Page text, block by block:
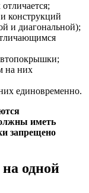
конструкций
и диагональной);
на них
единовременно.
иметь
запрещено
одной